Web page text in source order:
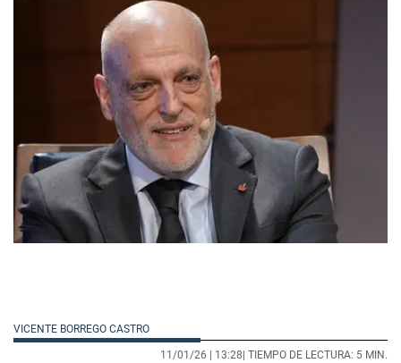
VICENTE BORREGO CASTRO
11/01/26 | 13:28 | TIEMPO DE LECTURA: 5 MIN.